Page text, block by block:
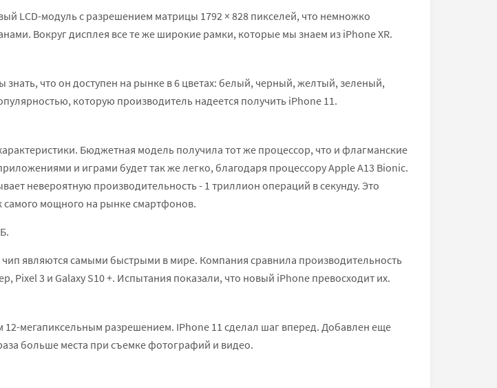
LCD-модуль с разрешением матрицы 1792 × 828 пикселей, что немножко
Вокруг дисплея все те же широкие рамки, которые мы знаем из iPhone XR.
что он доступeн на рынке в 6 цветах: белый, черный, желтый, зеленый,
которую производитель надеется получить iPhone 11.
Бюджетная модель получила тот же процессор, что и флагманские
и играми будет так же легко, благодаря процессору Apple A13 Bionic.
невероятную производительность - 1 триллион операций в секунду. Это
самого мощного на рынке смартфонов.
являются самыми быстрыми в мире. Компания сравнила производительность
Pixel 3 и Galaxy S10 +. Испытания показали, что новый iPhone превосходит их.
мегапиксельным разрешением. IPhone 11 сделал шаг вперед. Добавлен еще
больше места при съемке фотографий и видео.